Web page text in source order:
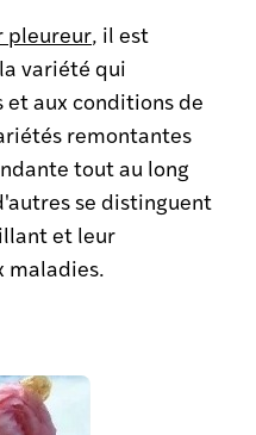
pleureur, il est
variété qui
et aux conditions de
remontantes
tout au long
se distinguent
et leur
maladies.